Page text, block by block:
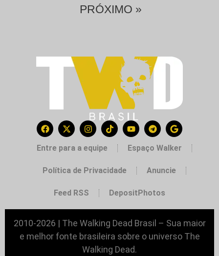
PRÓXIMO »
Entre para a equipe Espaço Walker
Política de Privacidade Anuncie
Feed RSS DepositPhotos
2010-2026 | The Walking Dead Brasil – Sua maior
e melhor fonte brasileira sobre o universo The
Walking Dead.